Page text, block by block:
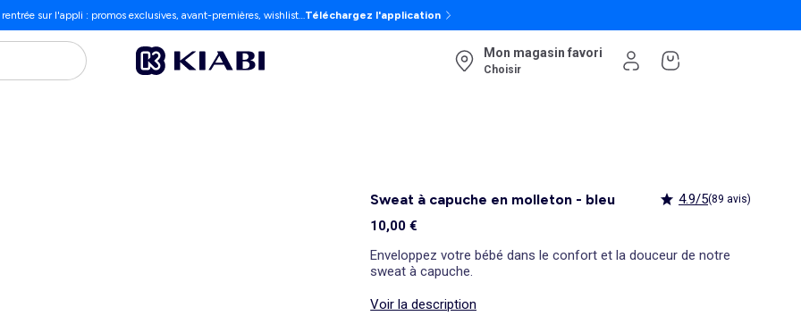
rentrée sur l'appli : promos exclusives, avant-premières, wishlist…Téléchargez l'application
Mon magasin favori
Choisir
Sweat à capuche en molleton - bleu 4.9/5(89 avis)
10,00 €
Enveloppez votre bébé dans le confort et la douceur de notre
sweat à capuche.
Voir la description